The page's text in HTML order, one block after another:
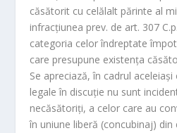
căsătorit cu celălalt părinte al
infracţiunea prev. de art. 307
categoria celor îndreptate
care presupune existenţa
Se apreciază, în cadrul
legale în discuţie nu sunt
necăsătoriţi, a celor care au
în uniune liberă (concubinaj)